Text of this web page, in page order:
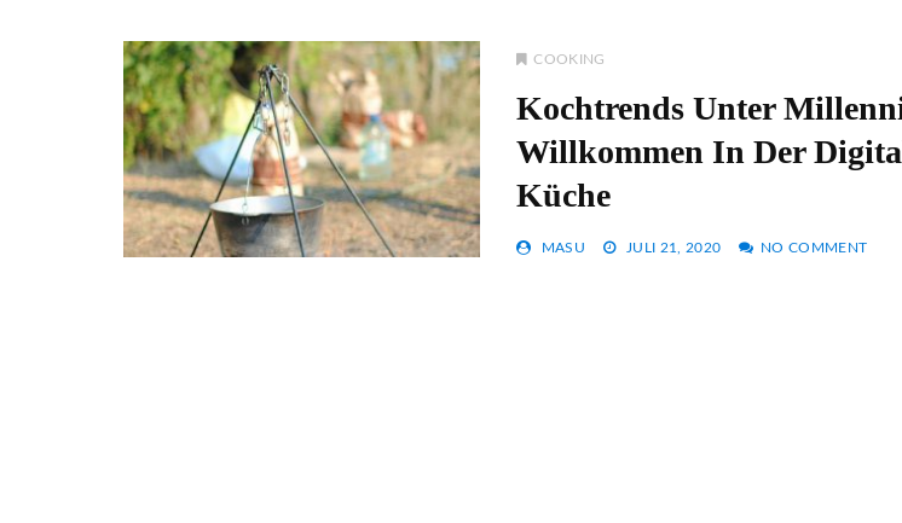
COOKING
Kochtrends Unter
Willkommen In Der
Küche
MASU JULI 21, 2020 NO COMMENT